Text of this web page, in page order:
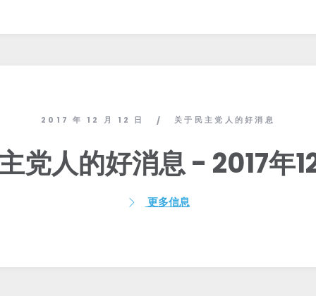
Shop
2017 年 12 月 12 日 / 关于民主党人的好消息
党人的好消息 - 2017年
更多信息